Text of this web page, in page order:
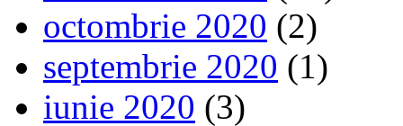
octombrie 2020 (2)
septembrie 2020 (1)
iunie 2020 (3)